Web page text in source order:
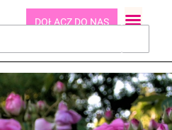
DOŁĄCZ DO NAS